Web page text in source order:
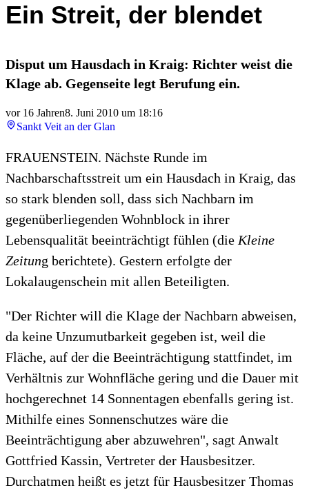
Ein Streit, der blendet
Disput um Hausdach in Kraig: Richter weist die
Klage ab. Gegenseite legt Berufung ein.
vor 16 Jahren8. Juni 2010 um 18:16
Sankt Veit an der Glan
FRAUENSTEIN. Nächste Runde im
Nachbarschaftsstreit um ein Hausdach in Kraig, das
so stark blenden soll, dass sich Nachbarn im
gegenüberliegenden Wohnblock in ihrer
Lebensqualität beeinträchtigt fühlen (die Kleine
Zeitung berichtete). Gestern erfolgte der
Lokalaugenschein mit allen Beteiligten.
"Der Richter will die Klage der Nachbarn abweisen,
da keine Unzumutbarkeit gegeben ist, weil die
Fläche, auf der die Beeinträchtigung stattfindet, im
Verhältnis zur Wohnfläche gering und die Dauer mit
hochgerechnet 14 Sonnentagen ebenfalls gering ist.
Mithilfe eines Sonnenschutzes wäre die
Beeinträchtigung aber abzuwehren", sagt Anwalt
Gottfried Kassin, Vertreter der Hausbesitzer.
Durchatmen heißt es jetzt für Hausbesitzer Thomas